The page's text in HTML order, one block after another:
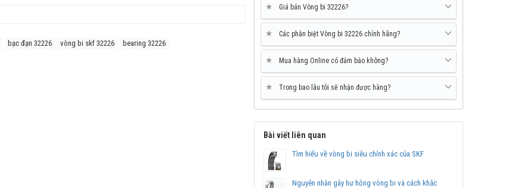
bạc đạn 32226 vòng bi skf 32226
bearing 32226
★ Giá bán Vòng bi 32226?
★ Các phân biệt Vòng bi 32226 chính hãng?
★ Mua hàng Online có đảm bảo không?
★ Trong bao lâu tôi sẽ nhận được hàng?
Bài viết liên quan
Tìm hiểu về vòng bi siêu chính xác của SKF
Nguyên nhân gây hư hỏng vòng bi và cách khắc